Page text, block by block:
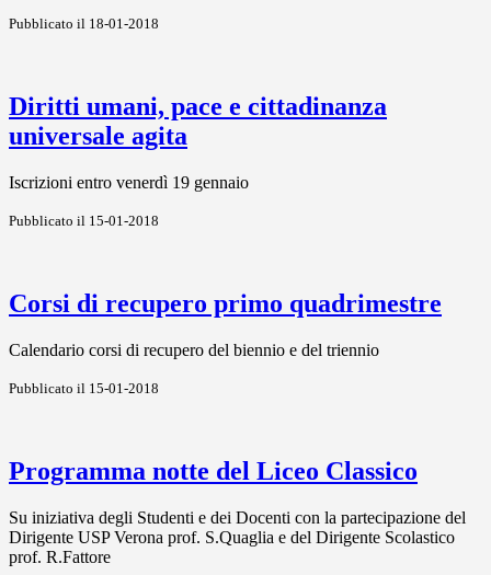
Pubblicato il 18-01-2018
Diritti umani, pace e cittadinanza
universale agita
Iscrizioni entro venerdì 19 gennaio
Pubblicato il 15-01-2018
Corsi di recupero primo quadrimestre
Calendario corsi di recupero del biennio e del triennio
Pubblicato il 15-01-2018
Programma notte del Liceo Classico
Su iniziativa degli Studenti e dei Docenti con la partecipazione del
Dirigente USP Verona prof. S.Quaglia e del Dirigente Scolastico
prof. R.Fattore